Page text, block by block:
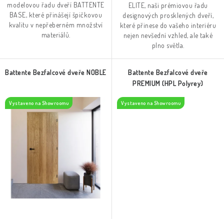
modelovou řadu dveří BATTENTE
BASE, které přinášejí špičkovou
kvalitu v nepřeberném množství
materiálů.
ELITE, naši prémiovou řadu
designových prosklených dveří,
které přinese do vašeho interiéru
nejen nevšední vzhled, ale také
plno světla.
Battente Bezfalcové dveře NOBLE
Vystaveno na Showroomu
Battente Bezfalcové dveře
PREMIUM (HPL Polyrey)
Vystaveno na Showroomu